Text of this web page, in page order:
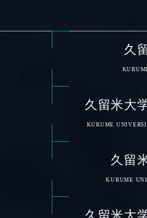
久
久留米大
KURUME
久留
KURUME